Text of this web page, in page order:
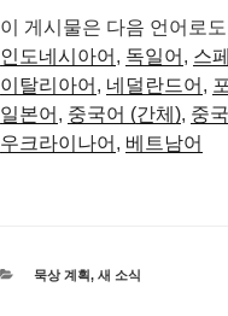
p
y
Li
n
ail c
e
b
o
at
s
A
p
이 게시물은 다음 언어로
인도네시아어
독일어 스
이탈리아어
네덜란드어
일본어
중국어 (간체) 중
우크라이나어
베트남어
카
묵상 계획, 새 소식